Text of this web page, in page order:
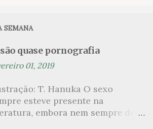
SEMANA
quase pornografia
01, 2019
T. Hanuka O sexo
esteve presente na
embora nem sempre de